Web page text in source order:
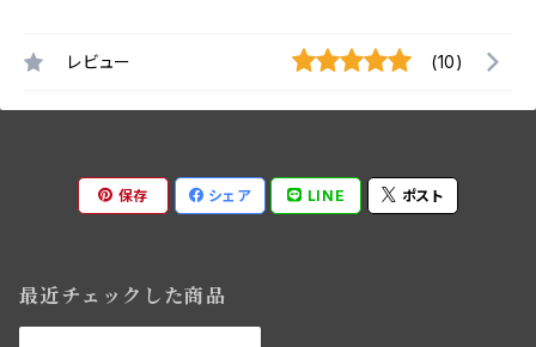
レビュー (10)
保存 シェア LINE ポスト
最近チェックした商品